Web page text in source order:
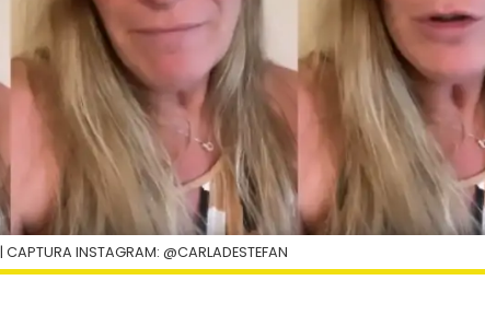
| CAPTURA INSTAGRAM: @CARLADESTEFAN